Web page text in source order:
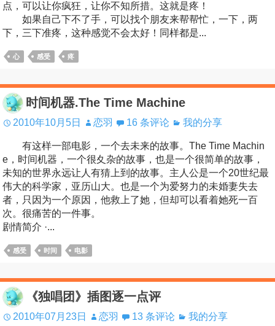
点，可以让你疯狂，让你不知所措。这就是疼！
如果自己下不了手，可以找个朋友来帮帮忙，一下，两
下，三下准疼，这种感觉不会太好！同样都是...
心 感受 疼
时间机器.The Time Machine
2010年10月5日 恋羽 16 条评论 我的分享
有这样一部电影，一个去未来的故事。The Time Machin
e，时间机器，一个很夊杂的故事，也是一个很简单的故事，
未知的世界永远让人有猜上到的故事。主人公是一个20世纪最
伟大的科学家，亚历山大。也是一个为爱努力的未婚妻失去
者，只因为一个原因，他救上了她，但却可以看着她死一百
次。很痛苦的一件事。
剧情简介 ·...
感受 时间 电影
《独唱团》插图逐一点评
2010年07月23日 恋羽 13 条评论 我的分享